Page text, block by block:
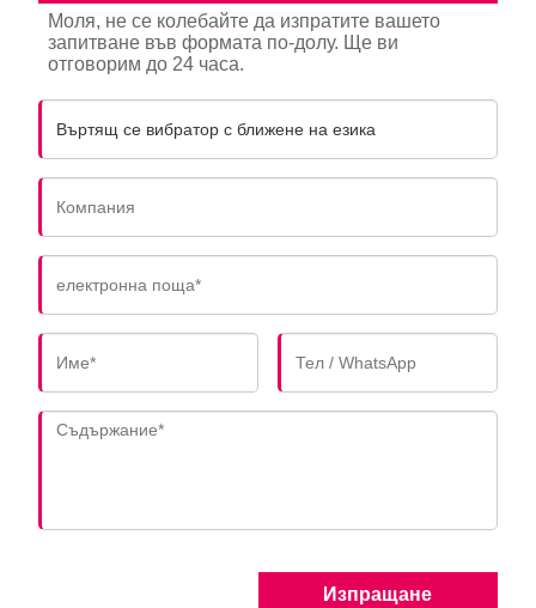
Моля, не се колебайте да изпратите вашето
запитване във формата по-долу. Ще ви
отговорим до 24 часа.
Изпращане